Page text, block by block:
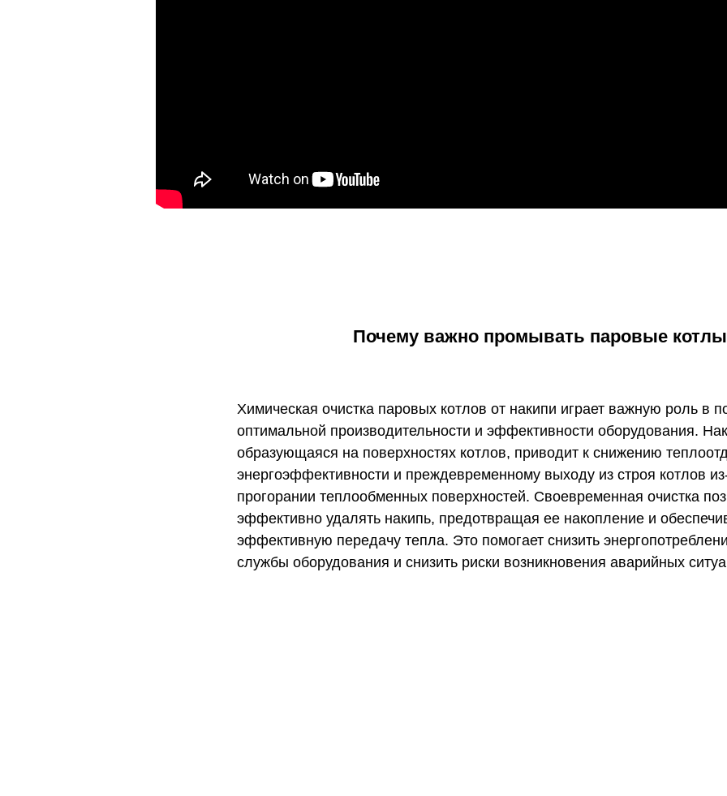
Почему важно промывать паровые
Химическая очистка паровых котлов от накипи играет важную роль в
оптимальной производительности и эффективности оборудования.
образующаяся на поверхностях котлов, приводит к снижению
энергоэффективности и преждевременному выходу из строя котлов
прогорании теплообменных поверхностей. Своевременная очистка
эффективно удалять накипь, предотвращая ее накопление и
эффективную передачу тепла. Это помогает снизить
службы оборудования и снизить риски возникновения аварийных